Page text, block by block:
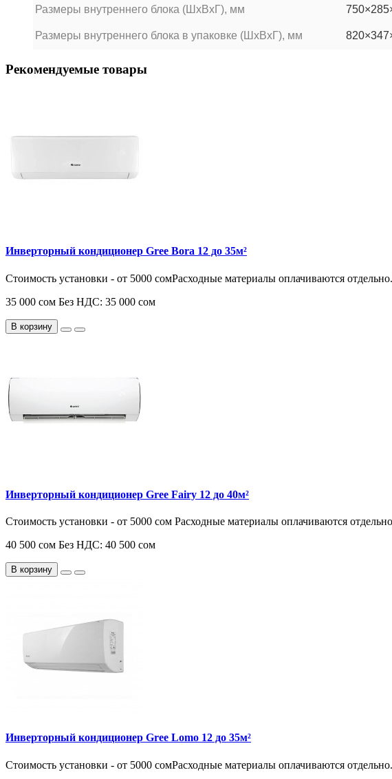
Размеры внутреннего блока (ШхВхГ), мм
Размеры внутреннего блока в упаковке (ШхВхГ), мм
Рекомендуемые товары
Инверторный кондиционер Gree Bora 12 до 35м²
Стоимость установки - от 5000 сомРасходные материалы оплачиваются
35 000 сом Без НДС: 35 000 сом
В корзину
Инверторный кондиционер Gree Fairy 12 до 40м²
Стоимость установки - от 5000 сом Расходные материалы оплачиваются
40 500 сом Без НДС: 40 500 сом
В корзину
Инверторный кондиционер Gree Lomo 12 до 35м²
Стоимость установки - от 5000 сомРасходные материалы оплачиваются